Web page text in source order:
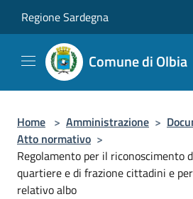
Regione Sardegna
Comune di Olbia
Home > Amministrazione >
Atto normativo >
Regolamento per il riconoscimento
quartiere e di frazione cittadini e
relativo albo